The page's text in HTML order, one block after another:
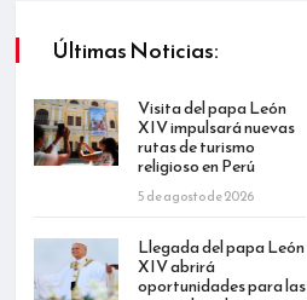
Últimas Noticias:
Visita del papa León
XIV impulsará nuevas
rutas de turismo
religioso en Perú
5 de agosto de 2026
Llegada del papa León
XIV abrirá
oportunidades para las